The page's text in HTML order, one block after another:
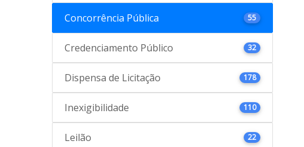
Concorrência Pública 55
Credenciamento Público 32
Dispensa de Licitação 178
Inexigibilidade 110
Leilão 22